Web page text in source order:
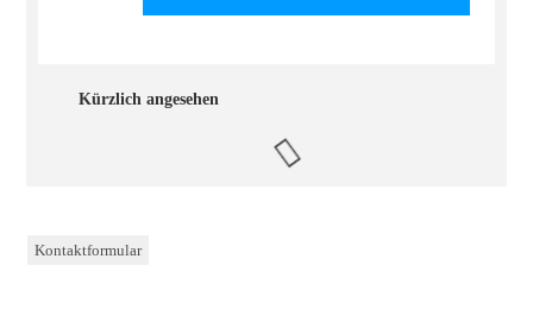
Kürzlich angesehen
Kontaktformular